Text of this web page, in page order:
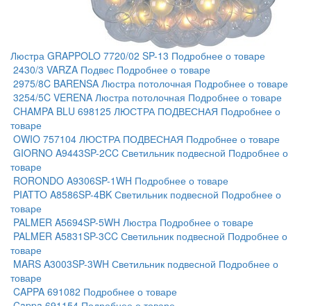
Люстра GRAPPOLO 7720/02 SP-13 Подробнее о товаре
2430/3 VARZA Подвес Подробнее о товаре
2975/8C BARENSA Люстра потолочная Подробнее о товаре
3254/5C VERENA Люстра потолочная Подробнее о товаре
CHAMPA BLU 698125 ЛЮСТРА ПОДВЕСНАЯ Подробнее о
товаре
OWIO 757104 ЛЮСТРА ПОДВЕСНАЯ Подробнее о товаре
GIORNO A9443SP-2CC Светильник подвесной Подробнее о
товаре
RORONDO A9306SP-1WH Подробнее о товаре
PIATTO A8586SP-4BK Светильник подвесной Подробнее о
товаре
PALMER A5694SP-5WH Люстра Подробнее о товаре
PALMER A5831SP-3CC Светильник подвесной Подробнее о
товаре
MARS A3003SP-3WH Светильник подвесной Подробнее о
товаре
CAPPA 691082 Подробнее о товаре